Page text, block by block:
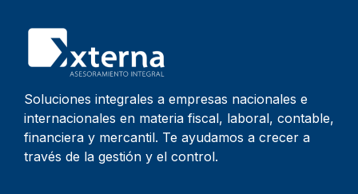
Soluciones integrales a empresas nacionales e
internacionales en materia fiscal, laboral, contable,
financiera y mercantil. Te ayudamos a crecer a
través de la gestión y el control.